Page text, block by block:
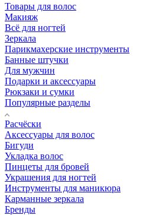
Товары для волос
Макияж
Всё для ногтей
Зеркала
Парикмахерские инструменты
Банные штучки
Для мужчин
Подарки и аксессуары
Рюкзаки и сумки
Популярные разделы
Расчёски
Аксессуары для волос
Бигуди
Укладка волос
Пинцеты для бровей
Украшения для ногтей
Инструменты для маникюра
Карманные зеркала
Бренды